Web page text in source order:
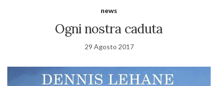
news
Ogni nostra caduta
29 Agosto 2017